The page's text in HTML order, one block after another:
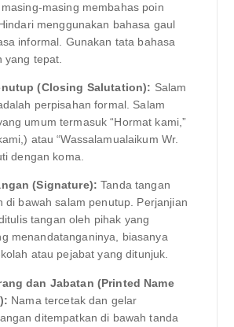
masing membahas poin
menggunakan bahasa gaul
informal. Gunakan tata bahasa
yang tepat.
(Closing Salutation): Salam
perpisahan formal. Salam
umum termasuk “Hormat kami,”
atau “Wassalamualaikum Wr.
dengan koma.
(Signature): Tanda tangan
di bawah salam penutup. Perjanjian
tangan oleh pihak yang
menandatanganinya, biasanya
atau pejabat yang ditunjuk.
dan Jabatan (Printed Name
Nama tercetak dan gelar
ditempatkan di bawah tanda